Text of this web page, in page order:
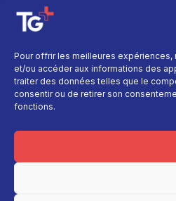
Pour offrir les meilleures
et/ou accéder aux informations des
traiter des données telles que le
consentir ou de retirer son
fonctions.